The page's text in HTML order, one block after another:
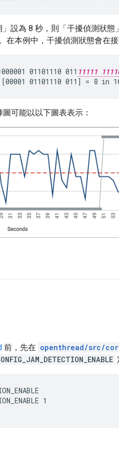
設為 8 秒，則「干擾偵測狀
在本例中，干擾偵測狀態會在
01101110 011 11111
可能以以下圖表表示：
前，先在 openthread/src/
1